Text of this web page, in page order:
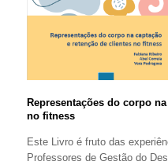
Representações do corpo
no fitness
Este Livro é fruto das
Professores de Gestão do